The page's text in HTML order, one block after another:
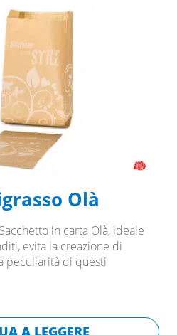
Olà
in carta Olà, ideale
evita la creazione di
peculiarità di questi
A LEGGERE